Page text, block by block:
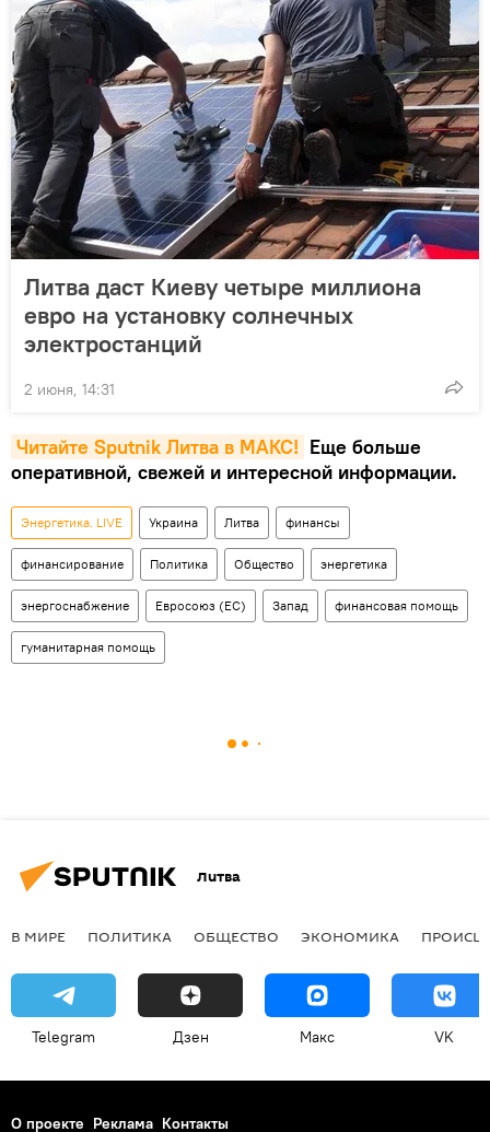
Литва даст Киеву четыре миллиона
евро на установку солнечных
электростанций
2 июня, 14:31
Читайте Sputnik Литва в MAКС! Еще больше
оперативной, свежей и интересной информации.
Энергетика. LIVE Украина Литва финансы
финансирование Политика Общество энергетика
энергоснабжение Евросоюз (ЕС) Запад финансовая помощь
гуманитарная помощь
Литва
В МИРЕ ПОЛИТИКА ОБЩЕСТВО ЭКОНОМИКА
Telegram Дзен Макс VK
О проекте Реклама Контакты